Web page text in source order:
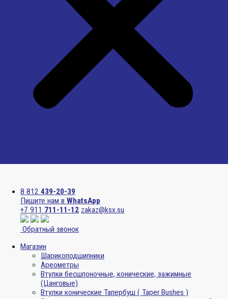
8 812 439-20-39
Пишите нам в WhatsApp
+7 911 711-11-12 zakaz@ksx.su
Обратный звонок
Магазин
Шарикоподшипники
Ареометры
Втулки бесшпоночные, конические, зажимные
(Цанговые)
Втулки конические Тапербуш ( Taper Bushes )